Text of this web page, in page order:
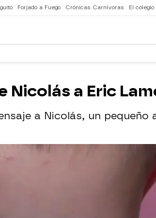
Forjado a Fuego Crónicas Carnívoras El
Nicolás a Eric
a Nicolás, un